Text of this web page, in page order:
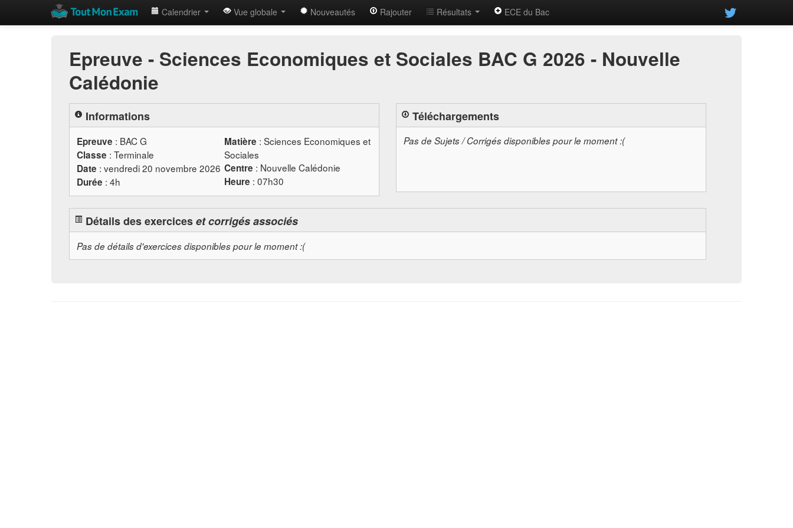
Calendrier Vue globale Nouveautés Rajouter Résultats ECE du Bac
Epreuve - Sciences Economiques et Sociales BAC G 2026 - Nouvelle
Calédonie
Informations
Epreuve : BACG Matière : Sciences Economiques et
Sociales
Classe : Terminale
Centre : Nouvelle Calédonie
Date : vendredi 20 novembre 2026
Heure : 07h30
Durée : 4h
Téléchargements
Pas de Sujets / Corrigés disponibles pour le moment :(
Détails des exerciceset corrigés associés
Pas de détails d'exercices disponibles pour le moment :(